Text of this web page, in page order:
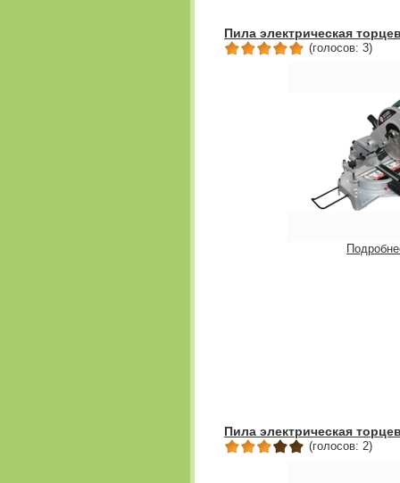
Пила электрическая
(голосов: 3)
Пила электрическая
(голосов: 2)